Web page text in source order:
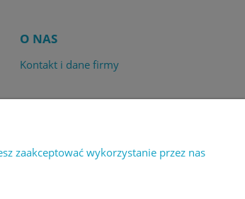
O NAS
Kontakt i dane firmy
zaakceptować wykorzystanie przez nas